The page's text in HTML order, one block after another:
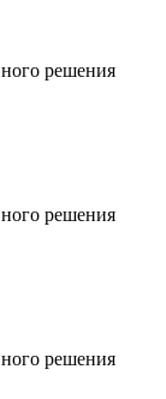
решения
решения
решения